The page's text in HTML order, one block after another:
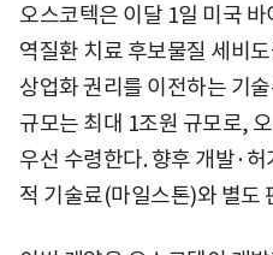
오스코텍은 이달 1일 미국
역질환 치료 후보물질 세비
상업화 권리를 이전하는 기
규모는 최대 1조원 규모로,
우선 수령한다. 향후 개발·
적 기술료(마일스톤)와 별도